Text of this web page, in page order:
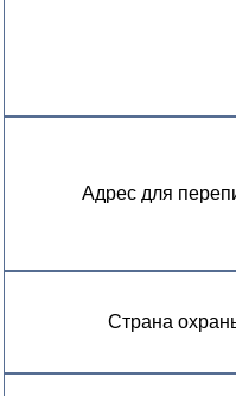
Адрес для
Страна